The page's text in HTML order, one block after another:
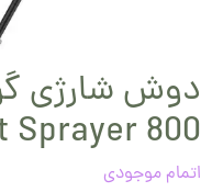
Sprayer 800
اتمام موجودی